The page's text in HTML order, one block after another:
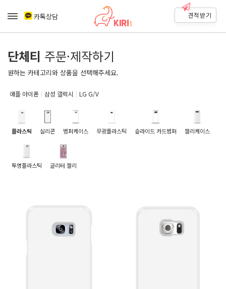
카톡상담 견적받기
단체티 주문·제작하기
원하는 카테고리와 상품을 선택해주세요.
애플 아이폰 삼성 갤럭시 LG G/V
플라스틱 실리콘 범퍼케이스 무광플라스틱 슬라이드 카드범퍼 젤리케이스
투명플라스틱 글리터 젤리